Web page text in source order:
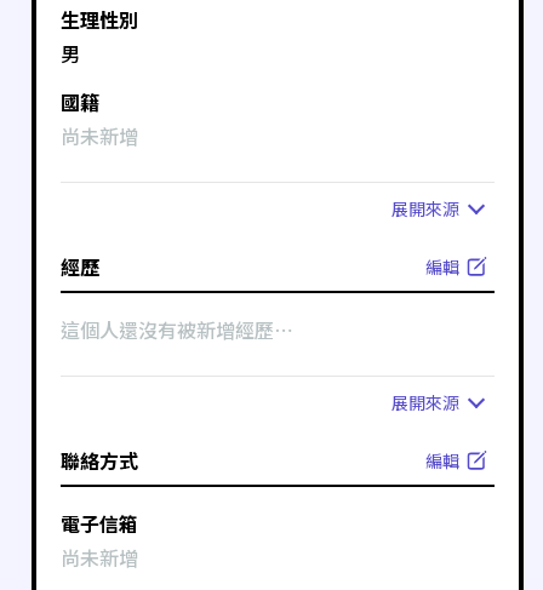
生理性別
男
國籍
尚未新增
展開來源
經歷 編輯
這個人還沒有被新增經歷⋯
展開來源
聯絡方式 編輯
電子信箱
尚未新增